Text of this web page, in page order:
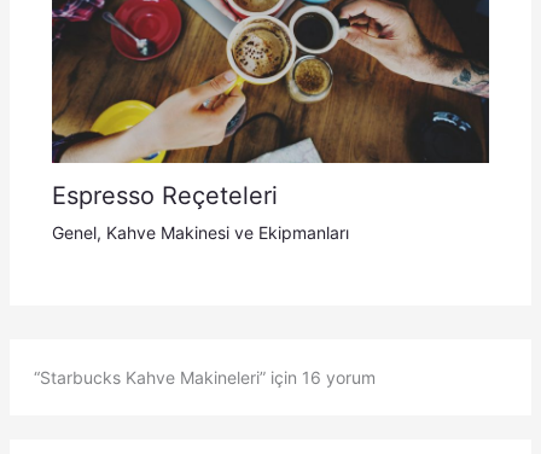
Espresso Reçeteleri
Genel, Kahve Makinesi ve Ekipmanları
“Starbucks Kahve Makineleri” için 16 yorum